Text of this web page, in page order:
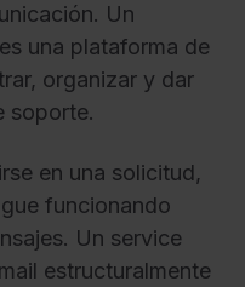
Un
es una plataforma de
organizar y dar
soporte.
en una solicitud,
funcionando
Un service
estructuralmente